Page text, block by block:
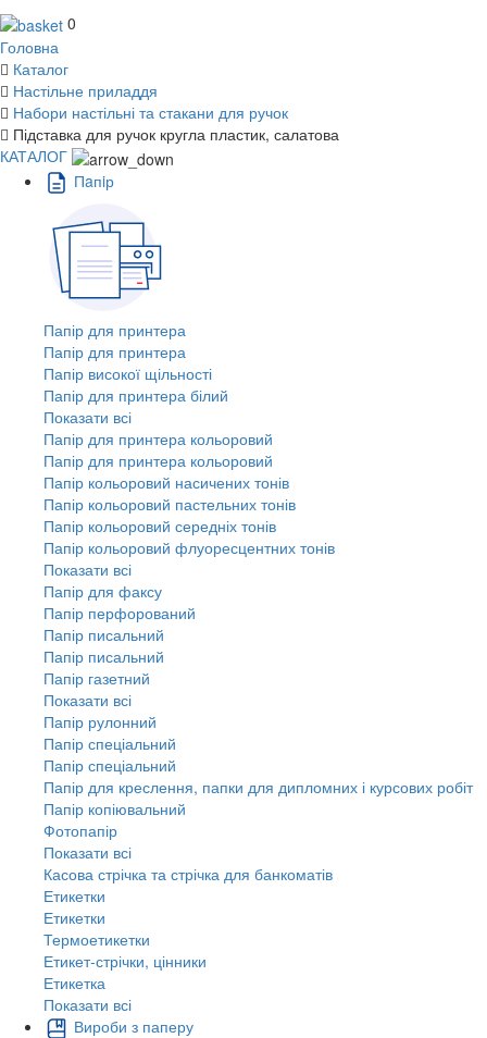
0
Головна
Каталог
Настільне приладдя
Набори настільні та стакани для ручок
Підставка для ручок кругла пластик, салатова
КАТАЛОГ
Пaпiр
Папір для принтера
Папір для принтера
Папір високої щільності
Папір для принтера білий
Показати всі
Папір для принтера кольоровий
Папір для принтера кольоровий
Папір кольоровий насичених тонів
Папір кольоровий пастельних тонів
Папір кольоровий середніх тонів
Папір кольоровий флуоресцентних тонів
Показати всі
Папір для факсу
Папір перфорований
Папір писальний
Папір писальний
Папір газетний
Показати всі
Папір рулонний
Папір спеціальний
Папір спеціальний
Папір для креслення, папки для дипломних і курсових робіт
Папір копіювальний
Фотопапір
Показати всі
Касова стрічка та стрічка для банкоматів
Етикетки
Етикетки
Термоетикетки
Етикет-стрічки, цінники
Етикетка
Показати всі
Вироби з паперу